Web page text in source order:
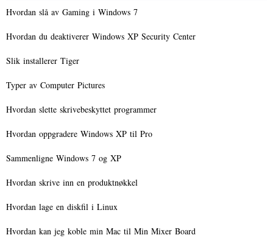
Hvordan slå av Gaming i Windows 7
Hvordan du deaktiverer Windows XP Security Center
Slik installerer Tiger
Typer av Computer Pictures
Hvordan slette skrivebeskyttet programmer
Hvordan oppgradere Windows XP til Pro
Sammenligne Windows 7 og XP
Hvordan skrive inn en produktnøkkel
Hvordan lage en diskfil i Linux
Hvordan kan jeg koble min Mac til Min Mixer Board